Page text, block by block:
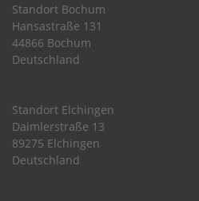
Standort Bochum
Hansastraße 131
44866 Bochum
Deutschland
Standort Elchingen
Daimlerstraße 13
89275 Elchingen
Deutschland